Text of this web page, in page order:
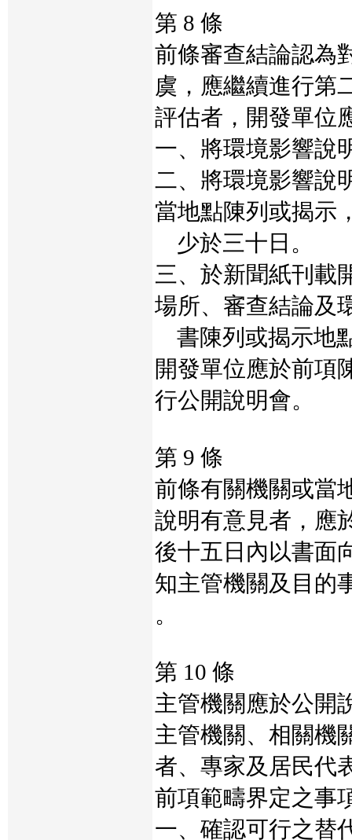
第 8 條
前條審查結論認為
虞，應繼續進行第
評估者，開發單位
一、將環境影響說
二、將環境影響說
當地點陳列或揭示
少於三十日。
三、於新聞紙刊載
場所、審查結論及
書陳列或揭示地
開發單位應於前項
行公開說明會。
第 9 條
前條有關機關或當
說明有意見者，應
後十五日內以書面
知主管機關及目的
。
第 10 條
主管機關應於公開
主管機關、相關機
者、專家及居民代
前項範疇界定之事
一、確認可行之替